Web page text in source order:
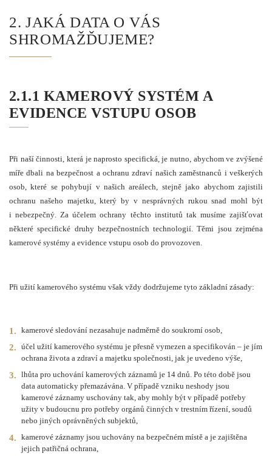
2. JAKÁ DATA O VÁS
SHROMAŽĎUJEME?
2.1.1 KAMEROVÝ SYSTÉM A
EVIDENCE VSTUPU OSOB
Při naší činnosti, která je naprosto specifická, je nutno, abychom ve zvýšené
míře dbali na bezpečnost a ochranu zdraví našich zaměstnanců i veškerých
osob, které se pohybují v našich areálech, stejně jako abychom zajistili
ochranu našeho majetku, který by v nesprávných rukou snad mohl být
i nebezpečný. Za účelem ochrany těchto institutů tak musíme zajišťovat
některé specifické druhy bezpečnostních technologií. Těmi jsou zejména
kamerové systémy a evidence vstupu osob do provozoven.
Při užití kamerového systému však vždy dodržujeme tyto základní zásady:
kamerové sledování nezasahuje nadměrně do soukromí osob,
účel užití kamerového systému je přesně vymezen a specifikován – je jím
ochrana života a zdraví a majetku společnosti, jak je uvedeno výše,
lhůta pro uchování kamerových záznamů je 14 dnů. Po této době jsou
data automaticky přemazávána. V případě vzniku neshody jsou
kamerové záznamy uschovány tak, aby mohly být v případě potřeby
užity v budoucnu pro potřeby orgánů činných v trestním řízení, soudů
nebo jiných oprávněných subjektů,
kamerové záznamy jsou uchovány na bezpečném místě a je zajištěna
jejich patřičná ochrana,